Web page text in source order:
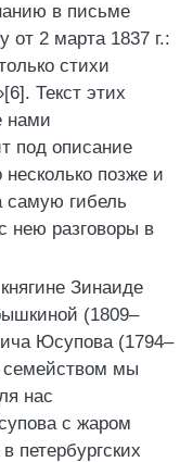
в письме
2 марта 1837 г.:
стихи
Текст этих
нами
под описание
позже и
самую гибель
нею разговоры в
Зинаиде
(1809–
Юсупова (1794–
мы
нас
с жаром
петербургских